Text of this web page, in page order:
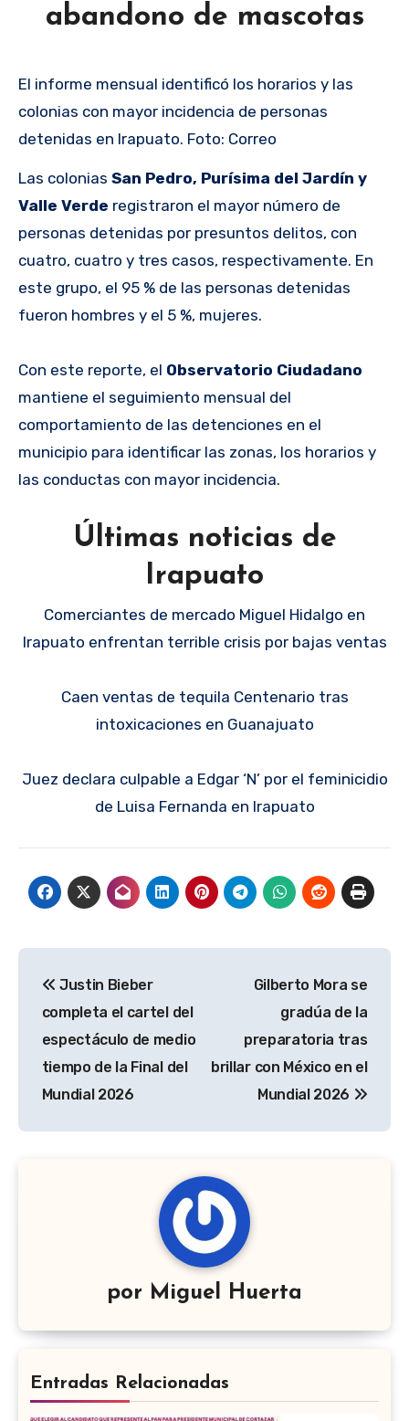
abandono de mascotas
El informe mensual identificó los horarios y las
colonias con mayor incidencia de personas
detenidas en Irapuato. Foto: Correo
Las colonias San Pedro, Purísima del Jardín y
Valle Verde registraron el mayor número de
personas detenidas por presuntos delitos, con
cuatro, cuatro y tres casos, respectivamente. En
este grupo, el 95 % de las personas detenidas
fueron hombres y el 5 %, mujeres.
Con este reporte, el Observatorio Ciudadano
mantiene el seguimiento mensual del
comportamiento de las detenciones en el
municipio para identificar las zonas, los horarios y
las conductas con mayor incidencia.
Últimas noticias de
Irapuato
Comerciantes de mercado Miguel Hidalgo en
Irapuato enfrentan terrible crisis por bajas ventas
Caen ventas de tequila Centenario tras
intoxicaciones en Guanajuato
Juez declara culpable a Edgar ‘N’ por el feminicidio
de Luisa Fernanda en Irapuato
de
entradas
Justin Bieber
completa el cartel del
espectáculo de medio
tiempo de la Final del
Mundial 2026
Gilberto Mora se
gradúa de la
preparatoria tras
brillar con México en el
Mundial 2026
por Miguel Huerta
Entradas Relacionadas